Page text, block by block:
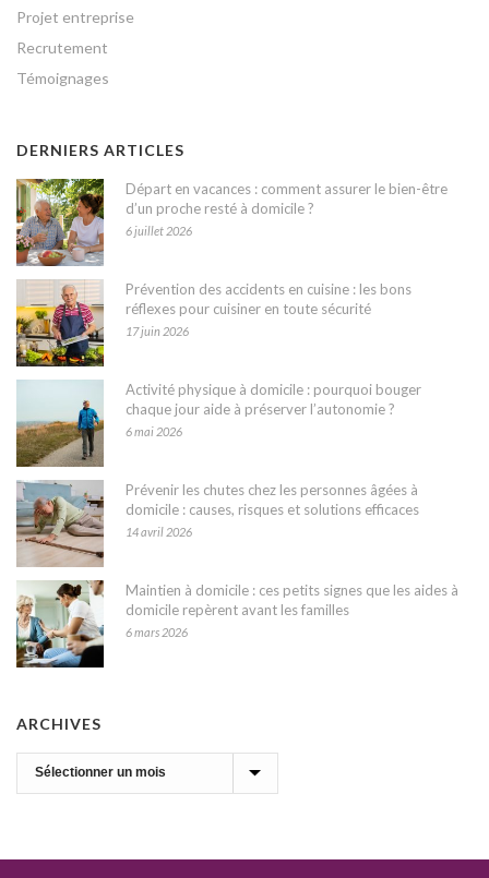
Projet entreprise
Recrutement
Témoignages
DERNIERS ARTICLES
Départ en vacances : comment assurer le bien-être
d’un proche resté à domicile ?
6 juillet 2026
Prévention des accidents en cuisine : les bons
réflexes pour cuisiner en toute sécurité
17 juin 2026
Activité physique à domicile : pourquoi bouger
chaque jour aide à préserver l’autonomie ?
6 mai 2026
Prévenir les chutes chez les personnes âgées à
domicile : causes, risques et solutions efficaces
14 avril 2026
Maintien à domicile : ces petits signes que les aides à
domicile repèrent avant les familles
6 mars 2026
ARCHIVES
Archives